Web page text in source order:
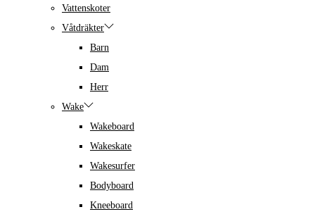
Vattenskoter
Våtdräkter
Barn
Dam
Herr
Wake
Wakeboard
Wakeskate
Wakesurfer
Bodyboard
Kneeboard